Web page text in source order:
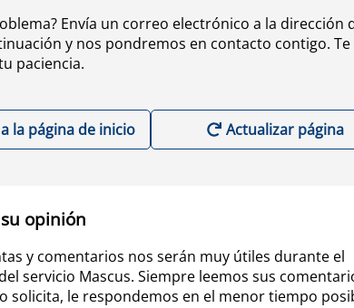
Envía un correo electrónico a la dirección
y nos pondremos en contacto contigo. Te
paciencia.
la página de inicio Actualizar página
opinión
y comentarios nos serán muy útiles durante el
servicio Mascus. Siempre leemos sus
solicita, le respondemos en el menor tiempo